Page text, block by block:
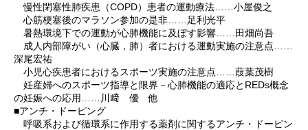
慢性閉塞性肺疾患（COPD）患者の運動療法……小屋俊之
心筋梗塞後のマラソン参加の是非……足利光平
暑熱環境下での運動が心肺機能に及ぼす影響……田畑尚吾
成人内部障がい（心臓，肺）者における運動実施の注意点……
深尾宏祐
小児心疾患者におけるスポーツ実施の注意点……葭葉茂樹
妊産婦へのスポーツ指導と限界－心肺機能の適応とREDs概念
の妊娠への応用……川﨑 優 他
■アンチ・ドーピング
呼吸系および循環系に作用する薬剤に関するアンチ・ドーピン